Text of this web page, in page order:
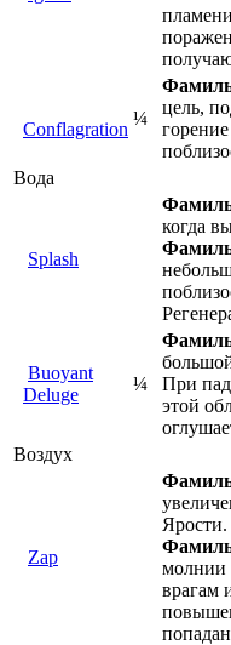
Conflagration
¼
цель,
Вода
Splash
когда
Buoyant
Deluge
¼
При
этой
Воздух
Zap
Ярости.
молнии
врагам